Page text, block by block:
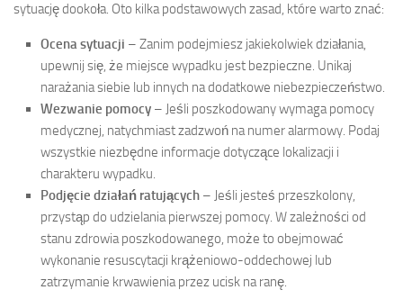
sytuację dookoła. Oto kilka podstawowych zasad, które warto znać:
Ocena sytuacji – Zanim podejmiesz jakiekolwiek działania,
upewnij się, że miejsce wypadku jest bezpieczne. Unikaj
narażania siebie lub innych na dodatkowe niebezpieczeństwo.
Wezwanie pomocy – Jeśli poszkodowany wymaga pomocy
medycznej, natychmiast zadzwoń na numer alarmowy. Podaj
wszystkie niezbędne informacje dotyczące lokalizacji i
charakteru wypadku.
Podjęcie działań ratujących – Jeśli jesteś przeszkolony,
przystąp do udzielania pierwszej pomocy. W zależności od
stanu zdrowia poszkodowanego, może to obejmować
wykonanie resuscytacji krążeniowo-oddechowej lub
zatrzymanie krwawienia przez ucisk na ranę.